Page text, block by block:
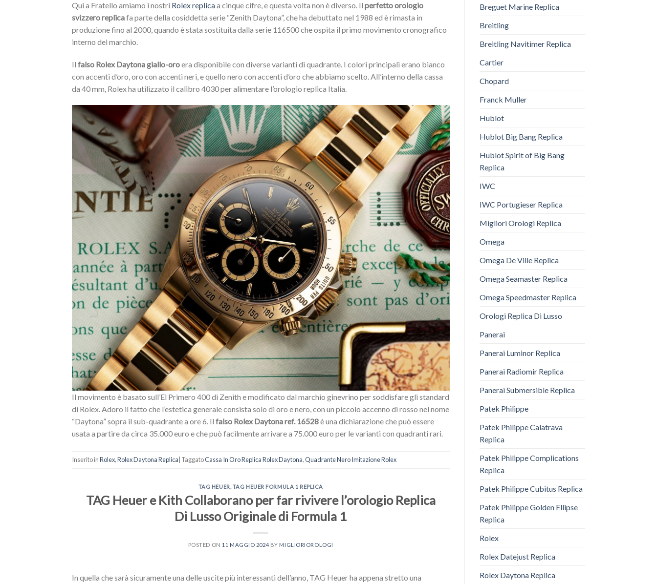
Qui a Fratello amiamo i nostri Rolex replicaa cinque cifre, e questa volta non è diverso. Il perfetto orologio
svizzero replicafa parte della cosiddetta serie “Zenith Daytona”, che ha debuttato nel 1988 ed è rimasta in
produzione fino al 2000, quando è stata sostituita dalla serie 116500 che ospita il primo movimento cronografico
interno del marchio.
Il falso Rolex Daytona giallo-oroera disponibile con diverse varianti di quadrante. I colori principali erano bianco
con accenti d’oro, oro con accenti neri, e quello nero con accenti d’oro che abbiamo scelto. All’interno della cassa
da 40 mm, Rolex ha utilizzato il calibro 4030 per alimentare l’orologio replica Italia.
Il movimento è basato sull’El Primero 400 di Zenith e modificato dal marchio ginevrino per soddisfare gli standard
di Rolex. Adoro il fatto che l’estetica generale consista solo di oro e nero, con un piccolo accenno di rosso nel nome
“Daytona” sopra il sub-quadrante a ore 6. Il falso Rolex Daytona ref. 16528è una dichiarazione che può essere
usata a partire da circa 35.000 euro e che può facilmente arrivare a 75.000 euro per le varianti con quadranti rari.
Inserito inRolex,Rolex Daytona Replica TaggatoCassa In Oro Replica Rolex Daytona,Quadrante Nero Imitazione Rolex
TAG HEUER, TAG HEUER FORMULA 1 REPLICA
TAG Heuer e Kith Collaborano per far rivivere l’orologio Replica
Di Lusso Originale di Formula 1
POSTED ON 11 MAGGIO 2024 BY MIGLIORIOROLOGI
In quella che sarà sicuramente una delle uscite più interessanti dell’anno, TAG Heuer ha appena stretto una
Breguet Marine Replica
Breitling
Breitling Navitimer Replica
Cartier
Chopard
Franck Muller
Hublot
Hublot Big Bang Replica
Hublot Spirit of Big Bang
Replica
IWC
IWC Portugieser Replica
Migliori Orologi Replica
Omega
Omega De Ville Replica
Omega Seamaster Replica
Omega Speedmaster Replica
Orologi Replica Di Lusso
Panerai
Panerai Luminor Replica
Panerai Radiomir Replica
Panerai Submersible Replica
Patek Philippe
Patek Philippe Calatrava
Replica
Patek Philippe Complications
Replica
Patek Philippe Cubitus Replica
Patek Philippe Golden Ellipse
Replica
Rolex
Rolex Datejust Replica
Rolex Daytona Replica